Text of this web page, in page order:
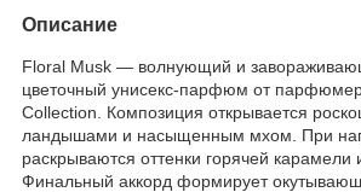
Описание
Floral Musk — волнующий и
цветочный унисекс-парфюм от
Collection. Композиция открывается
ландышами и насыщенным мхом. При
раскрываются оттенки горячей карамели
Финальный аккорд формирует